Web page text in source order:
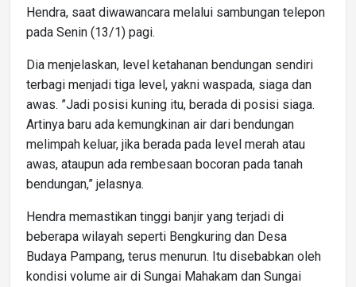
Hendra, saat diwawancara melalui sambungan telepon
pada Senin (13/1) pagi.
Dia menjelaskan, level ketahanan bendungan sendiri
terbagi menjadi tiga level, yakni waspada, siaga dan
awas. ”Jadi posisi kuning itu, berada di posisi siaga.
Artinya baru ada kemungkinan air dari bendungan
melimpah keluar, jika berada pada level merah atau
awas, ataupun ada rembesaan bocoran pada tanah
bendungan,” jelasnya.
Hendra memastikan tinggi banjir yang terjadi di
beberapa wilayah seperti Bengkuring dan Desa
Budaya Pampang, terus menurun. Itu disebabkan oleh
kondisi volume air di Sungai Mahakam dan Sungai